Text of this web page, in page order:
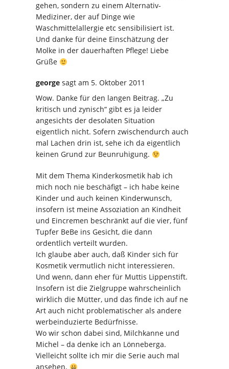
gehen, sondern zu einem Alternativ-
Mediziner, der auf Dinge wie
Waschmittelallergie etc sensibilisiert ist.
Und danke für deine Einschätzung der
Molke in der dauerhaften Pflege! Liebe
Grüße
george sagt am 5. Oktober 2011
Wow. Danke für den langen Beitrag. „Zu
kritisch und zynisch“ gibt es ja leider
angesichts der desolaten Situation
eigentlich nicht. Sofern zwischendurch auch
mal Lachen drin ist, sehe ich da eigentlich
keinen Grund zur Beunruhigung.
Mit dem Thema Kinderkosmetik hab ich
mich noch nie beschäfigt – ich habe keine
Kinder und auch keinen Kinderwunsch,
insofern ist meine Assoziation an Kindheit
und Eincremen beschränkt auf die vier, fünf
Tupfer BeBe ins Gesicht, die dann
ordentlich verteilt wurden.
Ich glaube aber auch, daß Kinder sich für
Kosmetik vermutlich nicht interessieren.
Und wenn, dann eher für Muttis Lippenstift.
Insofern ist die Zielgruppe wahrscheinlich
wirklich die Mütter, und das finde ich auf ne
Art auch nicht problematischer als andere
werbeinduzierte Bedürfnisse.
Wo wir schon dabei sind, Milchkanne und
Michel – da denke ich an Lönneberga.
Vielleicht sollte ich mir die Serie auch mal
ansehen.